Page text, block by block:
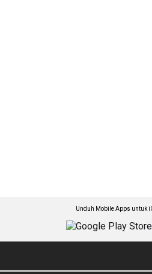
Unduh Mobile Apps untuk